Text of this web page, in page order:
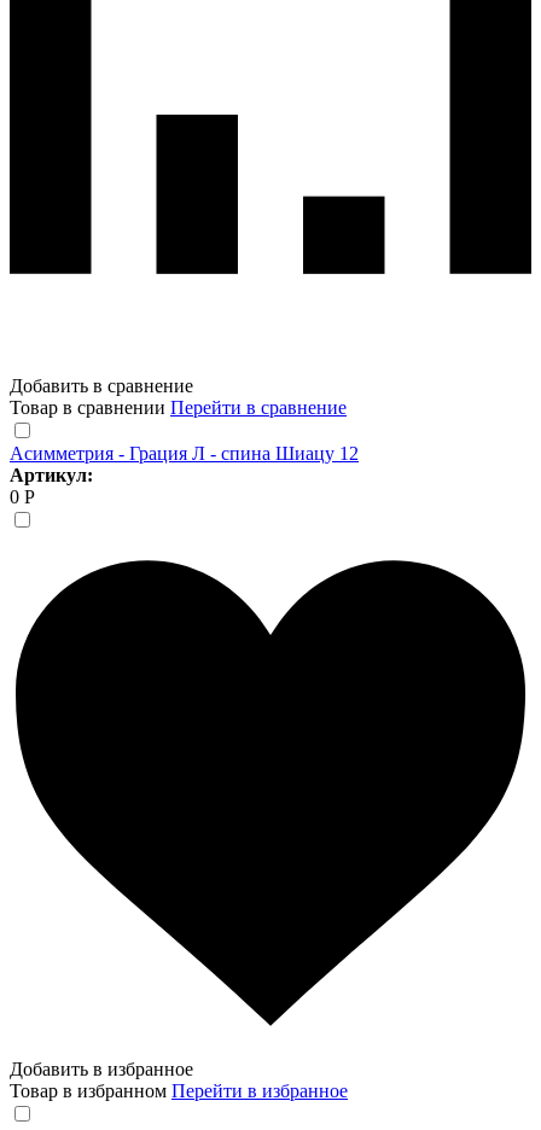
Добавить в сравнение
Товар в сравнении Перейти в сравнение
Асимметрия - Грация Л - спина Шиацу 12
Артикул:
0 Р
Добавить в избранное
Товар в избранном Перейти в избранное